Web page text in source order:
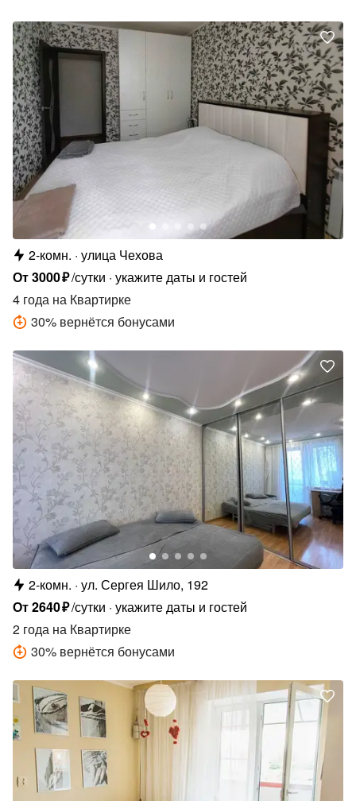
2-комн. улица Чехова
От3000₽/сутки укажите даты и гостей
4 года на Квартирке
30% вернётся бонусами
2-комн. ул. Сергея Шило, 192
От2640₽/сутки укажите даты и гостей
2 года на Квартирке
30% вернётся бонусами